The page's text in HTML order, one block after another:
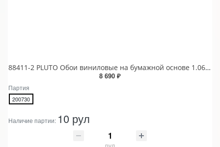
88411-2 PLUTO Обои виниловые на бумажной основе 1.06*15.6
8 690 ₽
Партия
200730
Наличие партии: 10 рул